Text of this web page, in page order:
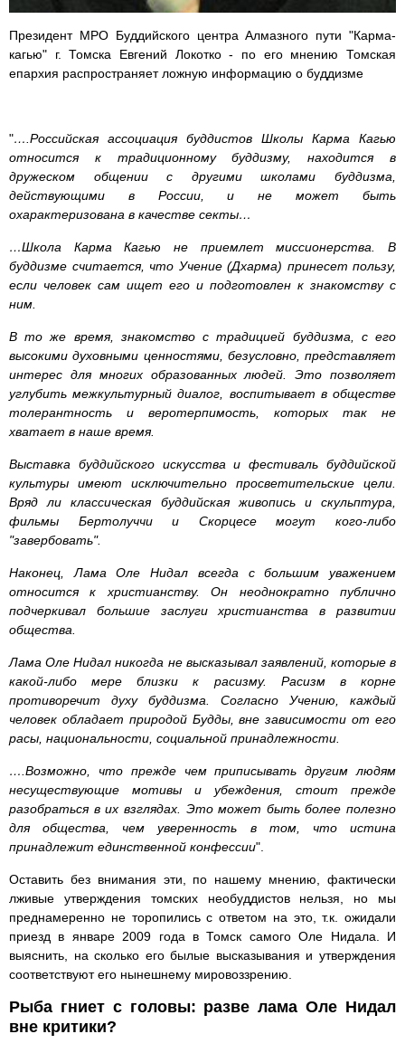
Президент МРО Буддийского центра Алмазного пути "Карма-
кагью" г. Томска Евгений Локотко - по его мнению Томская
епархия распространяет ложную информацию о буддизме
"….Российская ассоциация буддистов Школы Карма Кагью
относится к традиционному буддизму, находится в
дружеском общении с другими школами буддизма,
действующими в России, и не может быть
охарактеризована в качестве секты…
…Школа Карма Кагью не приемлет миссионерства. В
буддизме считается, что Учение (Дхарма) принесет пользу,
если человек сам ищет его и подготовлен к знакомству с
ним.
В то же время, знакомство с традицией буддизма, с его
высокими духовными ценностями, безусловно, представляет
интерес для многих образованных людей. Это позволяет
углубить межкультурный диалог, воспитывает в обществе
толерантность и веротерпимость, которых так не
хватает в наше время.
Выставка буддийского искусства и фестиваль буддийской
культуры имеют исключительно просветительские цели.
Вряд ли классическая буддийская живопись и скульптура,
фильмы Бертолуччи и Скорцесе могут кого-либо
"завербовать".
Наконец, Лама Оле Нидал всегда с большим уважением
относится к христианству. Он неоднократно публично
подчеркивал большие заслуги христианства в развитии
общества.
Лама Оле Нидал никогда не высказывал заявлений, которые в
какой-либо мере близки к расизму. Расизм в корне
противоречит духу буддизма. Согласно Учению, каждый
человек обладает природой Будды, вне зависимости от его
расы, национальности, социальной принадлежности.
….Возможно, что прежде чем приписывать другим людям
несуществующие мотивы и убеждения, стоит прежде
разобраться в их взглядах. Это может быть более полезно
для общества, чем уверенность в том, что истина
принадлежит единственной конфессии".
Оставить без внимания эти, по нашему мнению, фактически
лживые утверждения томских необуддистов нельзя, но мы
преднамеренно не торопились с ответом на это, т.к. ожидали
приезд в январе 2009 года в Томск самого Оле Нидала. И
выяснить, на сколько его былые высказывания и утверждения
соответствуют его нынешнему мировоззрению.
Рыба гниет с головы: разве лама Оле Нидал
вне критики?